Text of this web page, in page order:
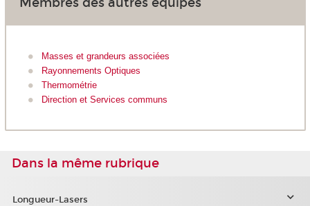
Membres des autres équipes
Masses et grandeurs associées
Rayonnements Optiques
Thermométrie
Direction et Services communs
Dans la même rubrique
Longueur-Lasers